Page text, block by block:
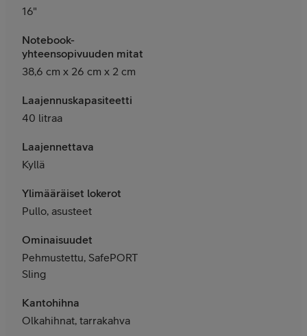
16"
Notebook-
yhteensopivuuden mitat
38,6 cm x 26 cm x 2 cm
Laajennuskapasiteetti
40 litraa
Laajennettava
Kyllä
Ylimääräiset lokerot
Pullo, asusteet
Ominaisuudet
Pehmustettu, SafePORT
Sling
Kantohihna
Olkahihnat, tarrakahva